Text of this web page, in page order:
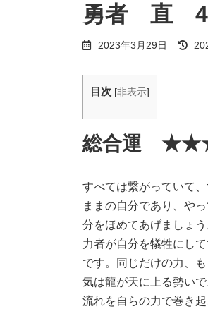
勇者 直 4
2023年3月29日
最
終
目次 [非表示]
総合運
すべては繋がっていて
ままの自分であり、や
分をほめてあげましょ
力者が自分を犠牲にし
です。同じだけの力、
気は龍が天に上る勢い
流れを自らの力で巻き